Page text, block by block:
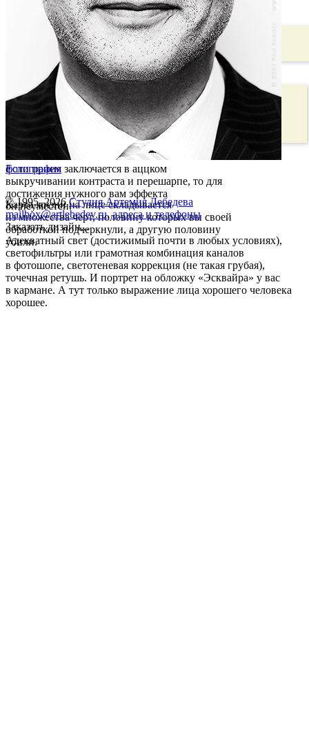
Если прием заключается в аццком
выкручивании контраста и перешарпе, то для
достижения нужного вам эффекта
он неуместен.
Карта жизни на лице складывается
из множества черт, половину которых вы своей
обработкой подчеркнули, а другую половину
убили.
Адекватный свет (достижимый почти в любых условиях),
светофильтры или грамотная комбинация каналов
в фотошопе, светотеневая коррекция (не такая грубая),
точечная ретушь. И портрет на обложку «Эсквайра» у вас
в кармане. А тут только выражение лица хорошего человека
хорошее.
фотография
© 1995–2026 Студия Артемия Лебедева
mailbox@artlebedev.ru, адреса и телефоны
Заказать дизайн...